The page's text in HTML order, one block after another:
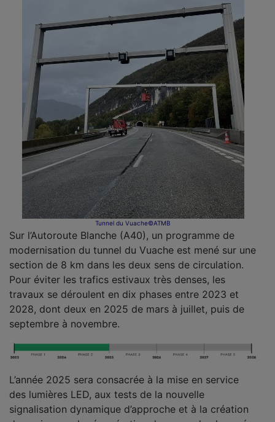
Tunnel du Vuache©ATMB
Sur l’Autoroute Blanche (A40), un programme de
modernisation du tunnel du Vuache est mené sur une
section de 8 km dans les deux sens de circulation.
Pour éviter les trafics estivaux très denses, les
travaux se déroulent en dix phases entre 2023 et
2028, dont deux en 2025 de mars à juillet, puis de
septembre à novembre.
L’année 2025 sera consacrée à la mise en service
des lumières LED, aux tests de la nouvelle
signalisation dynamique d’approche et à la création